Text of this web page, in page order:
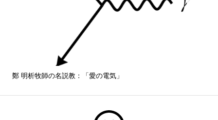
鄭 明析牧師の名説教：「愛の電気」